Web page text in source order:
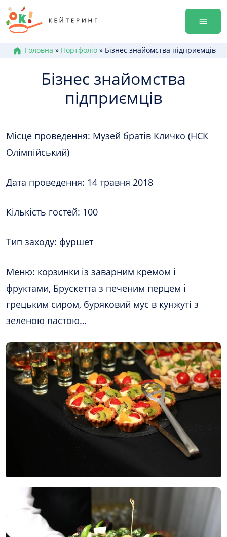
Перейти
до
змісту
Гала-
Меню
Салати
Головна » Портфоліо» Бізнес знайомства підприємців
Бізнес знайомства
підприємців
Місце проведення: Музей братів Кличко (НСК
Олімпійський)
Дата проведення: 14 травня 2018
Кількість гостей: 100
Тип заходу: фуршет
Меню: корзинки із заварним кремом і
фруктами, Брускетта з печеним перцем і
грецьким сиром, буряковий мус в кунжуті з
зеленою пастою…